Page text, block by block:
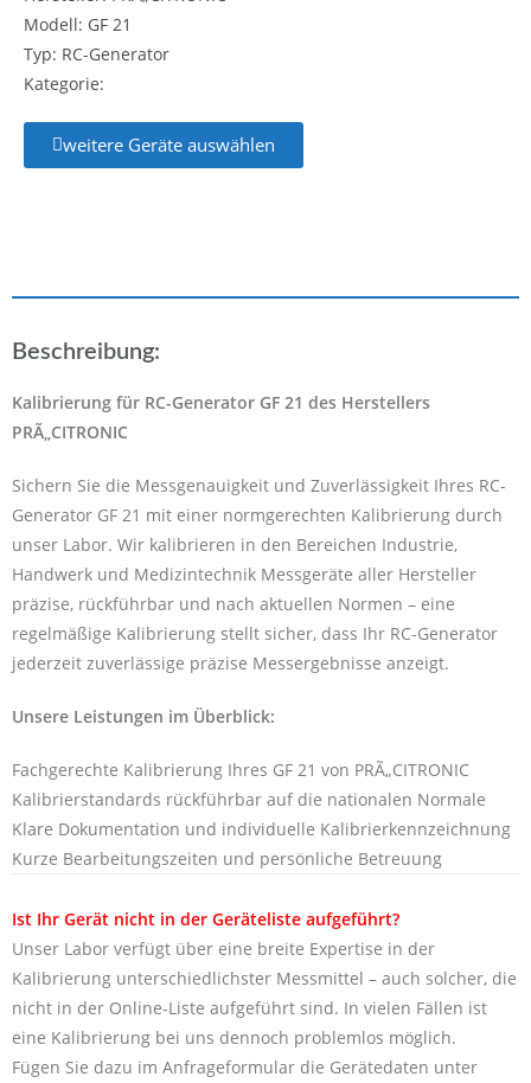
Modell: GF 21
Typ: RC-Generator
Kategorie:
weitere Geräte auswählen
Beschreibung:
Kalibrierung für RC-Generator GF 21 des Herstellers
PRÃ„CITRONIC
Sichern Sie die Messgenauigkeit und Zuverlässigkeit Ihres RC-
Generator GF 21 mit einer normgerechten Kalibrierung durch
unser Labor. Wir kalibrieren in den Bereichen Industrie,
Handwerk und Medizintechnik Messgeräte aller Hersteller
präzise, rückführbar und nach aktuellen Normen – eine
regelmäßige Kalibrierung stellt sicher, dass Ihr RC-Generator
jederzeit zuverlässige präzise Messergebnisse anzeigt.
Unsere Leistungen im Überblick:
Fachgerechte Kalibrierung Ihres GF 21 von PRÃ„CITRONIC
Kalibrierstandards rückführbar auf die nationalen Normale
Klare Dokumentation und individuelle Kalibrierkennzeichnung
Kurze Bearbeitungszeiten und persönliche Betreuung
Ist Ihr Gerät nicht in der Geräteliste aufgeführt?
Unser Labor verfügt über eine breite Expertise in der
Kalibrierung unterschiedlichster Messmittel – auch solcher, die
nicht in der Online-Liste aufgeführt sind. In vielen Fällen ist
eine Kalibrierung bei uns dennoch problemlos möglich.
Fügen Sie dazu im Anfrageformular die Gerätedaten unter